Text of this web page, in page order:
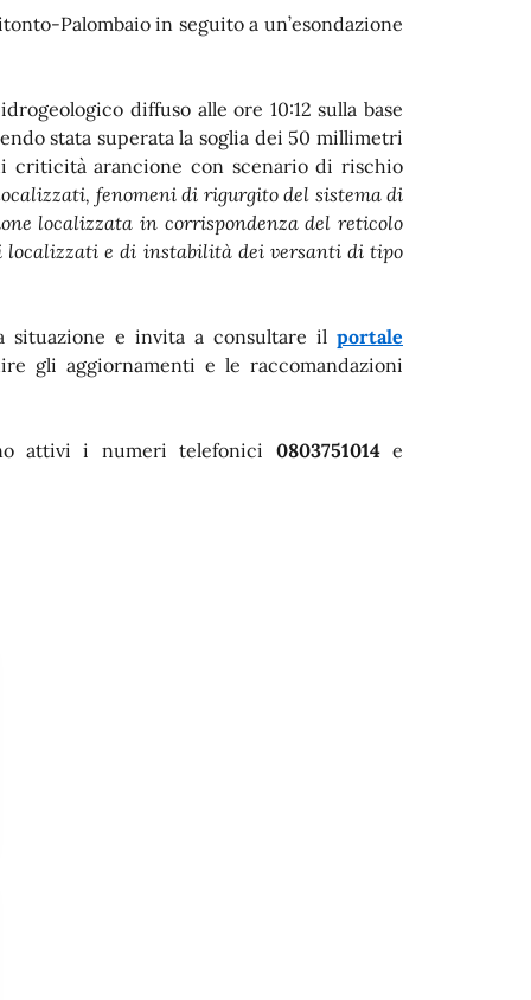
Palombaio in seguito a un’esondazione
diffuso alle ore 10:12 sulla base
stata superata la soglia dei 50 millimetri
criticità arancione con scenario di rischio
fenomeni di rigurgito del sistema di
localizzata in corrispondenza del reticolo
localizzati e di instabilità dei versanti di tipo
situazione e invita a consultare il portale
gli aggiornamenti e le raccomandazioni
attivi i numeri telefonici 0803751014 e